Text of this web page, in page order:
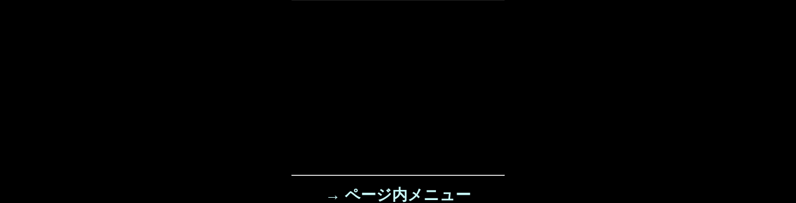
→ ページ内メニュー